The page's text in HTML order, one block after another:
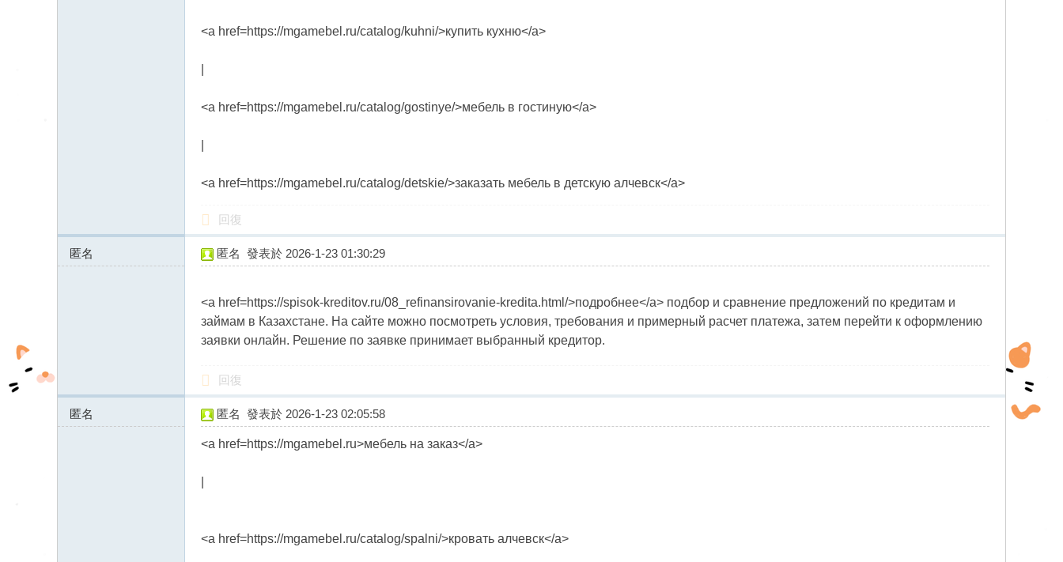
<a href=https://mgamebel.ru/catalog/kuhni/>купить кухню</a>
<a href=https://mgamebel.ru/catalog/gostinye/>мебель в гостиную</a>
<a href=https://mgamebel.ru/catalog/detskie/>заказать мебель в детскую алчевск</a>
回復
匿名
46.243.173.x:13847
匿名 發表於 2026-1-23 01:30:29
<a href=https://spisok-kreditov.ru/08_refinansirovanie-kredita.html/>подробнее</a> подбор и сравнение предложений по кредитам и
займам в Казахстане. На сайте можно посмотреть условия, требования и примерный расчет платежа, затем перейти к оформлению
заявки онлайн. Решение по заявке принимает выбранный кредитор.
回復
匿名
46.243.173.x:12485
匿名 發表於 2026-1-23 02:05:58
<a href=https://mgamebel.ru>мебель на заказ</a>
<a href=https://mgamebel.ru/catalog/spalni/>кровать алчевск</a>